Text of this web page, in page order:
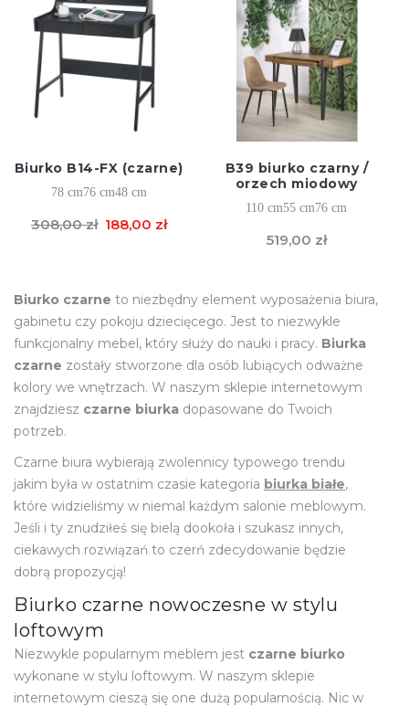
Biurko B14-FX (czarne)
78 cm76 cm48 cm
188,00 zł
308,00 zł
B39 biurko czarny /
orzech miodowy
110 cm55 cm76 cm
519,00 zł
Biurko czarne to niezbędny element wyposażenia biura,
gabinetu czy pokoju dziecięcego. Jest to niezwykle
funkcjonalny mebel, który służy do nauki i pracy. Biurka
czarne zostały stworzone dla osób lubiących odważne
kolory we wnętrzach. W naszym sklepie internetowym
znajdziesz czarne biurka dopasowane do Twoich
potrzeb.
Czarne biura wybierają zwolennicy typowego trendu
jakim była w ostatnim czasie kategoria biurka białe,
które widzieliśmy w niemal każdym salonie meblowym.
Jeśli i ty znudziłeś się bielą dookoła i szukasz innych,
ciekawych rozwiązań to czerń zdecydowanie będzie
dobrą propozycją!
Biurko czarne nowoczesne w stylu
loftowym
Niezwykle popularnym meblem jest czarne biurko
wykonane w stylu loftowym. W naszym sklepie
internetowym cieszą się one dużą popularnością. Nic w